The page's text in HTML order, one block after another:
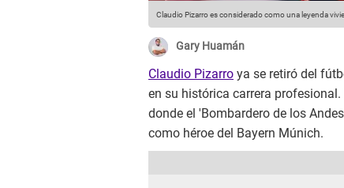
Claudio Pizarro es considerado como una leyenda
Gary Huamán
Claudio Pizarro ya se retiró del
en su histórica carrera
donde el 'Bombardero de los
como héroe del Bayern Múnich.